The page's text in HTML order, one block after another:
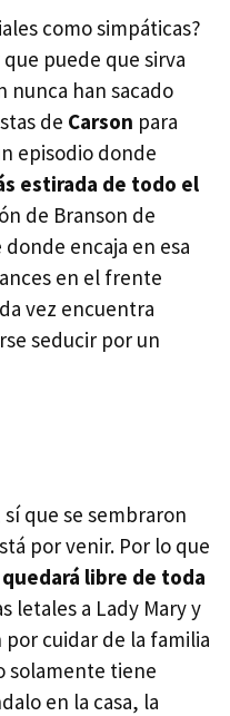
como simpáticas?
puede que sirva
nunca han sacado
de Carson para
episodio donde
estirada de todo el
de Branson de
encaja en esa
en el frente
vez encuentra
seducir por un
que se sembraron
por venir. Por lo que
libre de toda
letales a Lady Mary y
cuidar de la familia
solamente tiene
en la casa, la